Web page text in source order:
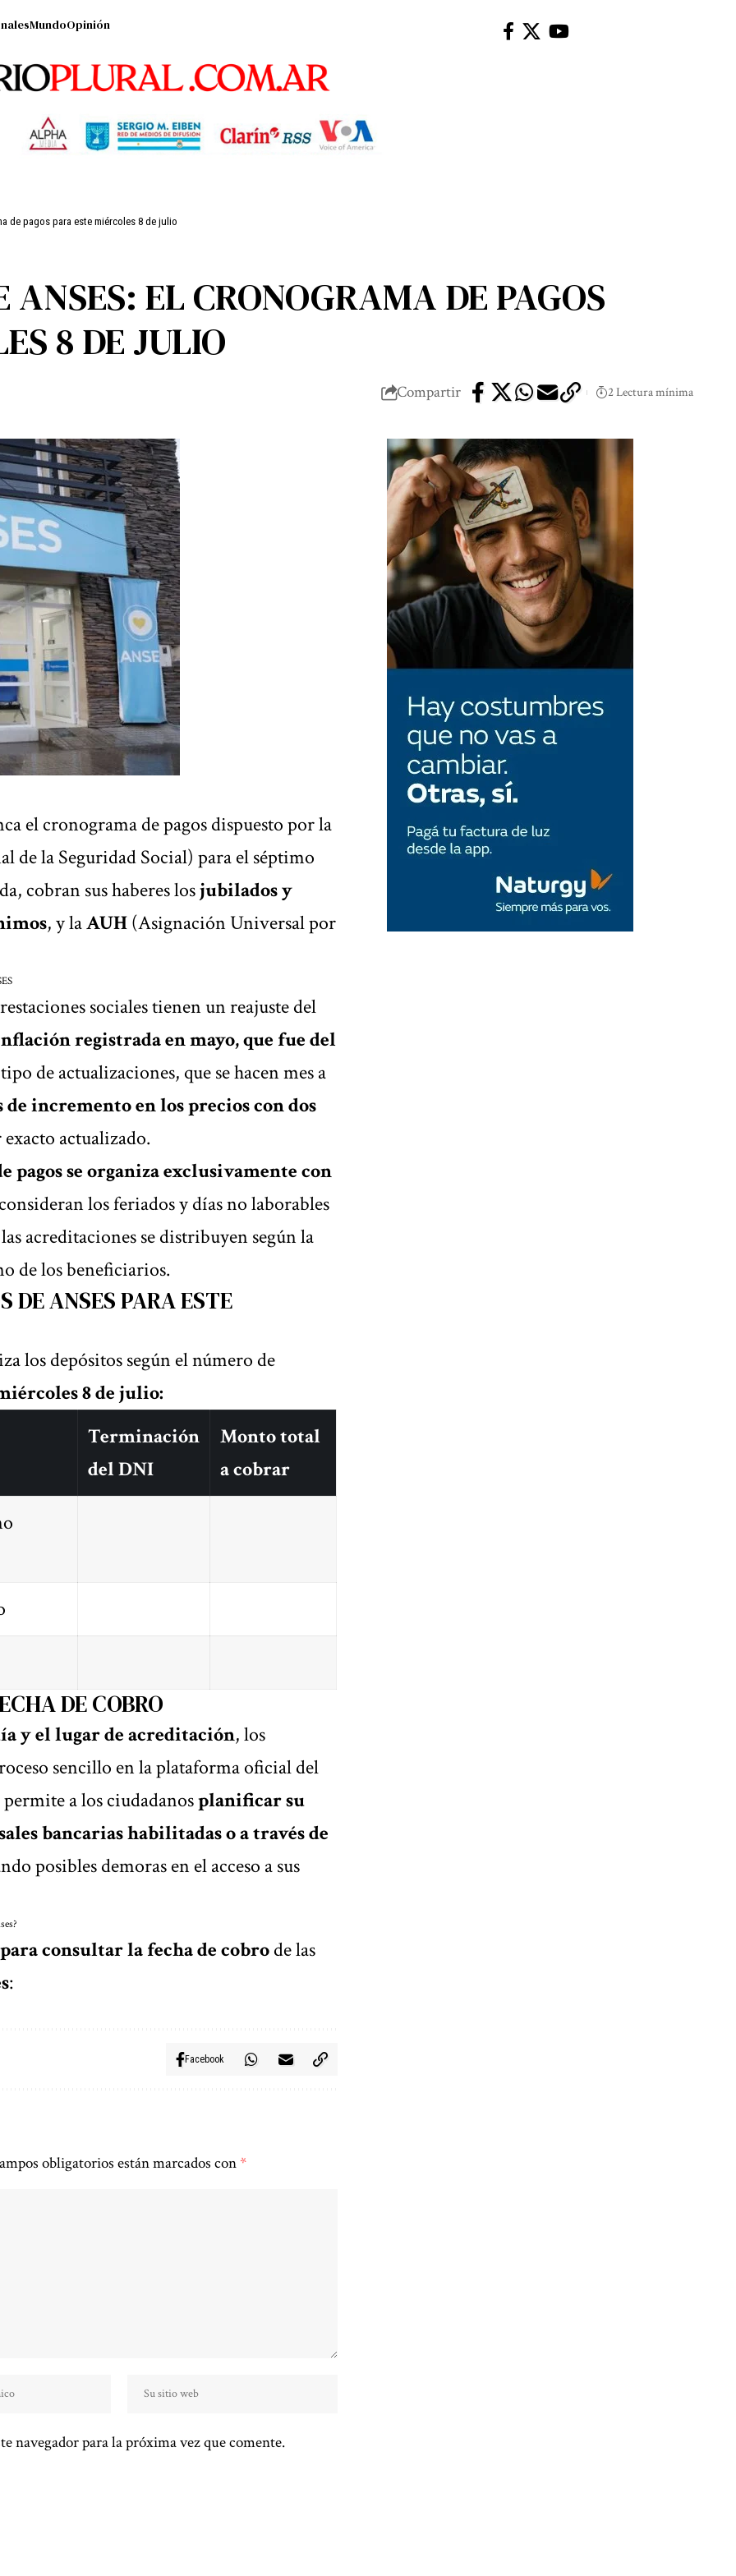
MundoOpinión
de pagos para este miércoles 8 de julio
ANSES: EL CRONOGRAMA DE PAGOS
8 DE JULIO
Compartir 2 Lectura mínima
elcronograma de pagosdispuesto por la
de la Seguridad Social) para el séptimo
cobran sus haberes losjubilados y
, y laAUH(Asignación Universal por
sociales tienen un reajustedel
registrada en mayo, que fue del
de actualizaciones, que se hacen mes a
incremento en los precios con dos
actualizado.
pagos se organiza exclusivamente con
los feriados y días no laborables
acreditaciones se distribuyen según la
de los beneficiarios.
DE ANSES PARA ESTE
losdepósitos según el número de
8 de julio:
Terminación
del DNI
Monto total
a cobrar
DE COBRO
y el lugar de acreditación, los
sencillo en la plataforma oficial del
a los ciudadanosplanificar su
bancarias habilitadas o a través de
posibles demoras en el acceso a sus
para consultar la fecha de cobrode las
:
Facebook
obligatorios están marcados con*
navegador para la próxima vez que comente.